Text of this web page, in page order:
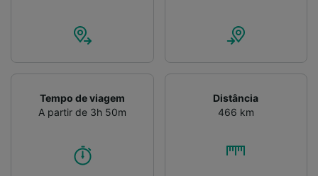
Tempo de viagem
A partir de 3h 50m
Distância
466 km
dispositivo para identificação. Armazenar e/ou
acessar informações em um dispositivo.
medição de publicidade e conteúdo, pesquisa
de público e desenvolvimento de serviços..
Lista de parceiros (fornecedores)